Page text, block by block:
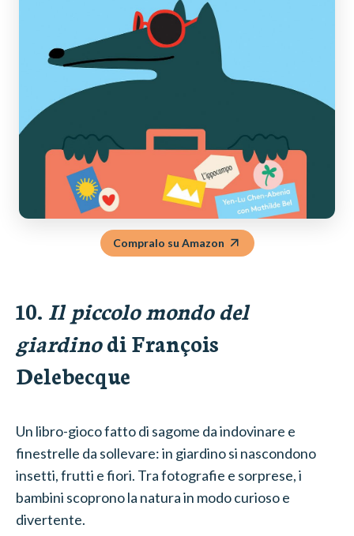
Compralo su Amazon
10. Il piccolo mondo del
giardinodi François
Delebecque
Un libro-gioco fatto di sagome da indovinare e
finestrelle da sollevare: in giardino si nascondono
insetti, frutti e fiori. Tra fotografie e sorprese, i
bambini scoprono la natura in modo curioso e
divertente.